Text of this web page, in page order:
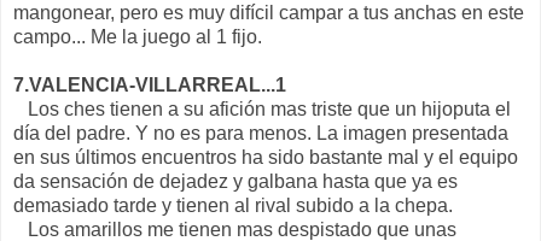
mangonear, pero es muy difícil campar a tus anchas en este
campo... Me la juego al 1 fijo.
7.VALENCIA-VILLARREAL...1
Los ches tienen a su afición mas triste que un hijoputa el
día del padre. Y no es para menos. La imagen presentada
en sus últimos encuentros ha sido bastante mal y el equipo
da sensación de dejadez y galbana hasta que ya es
demasiado tarde y tienen al rival subido a la chepa.
Los amarillos me tienen mas despistado que unas